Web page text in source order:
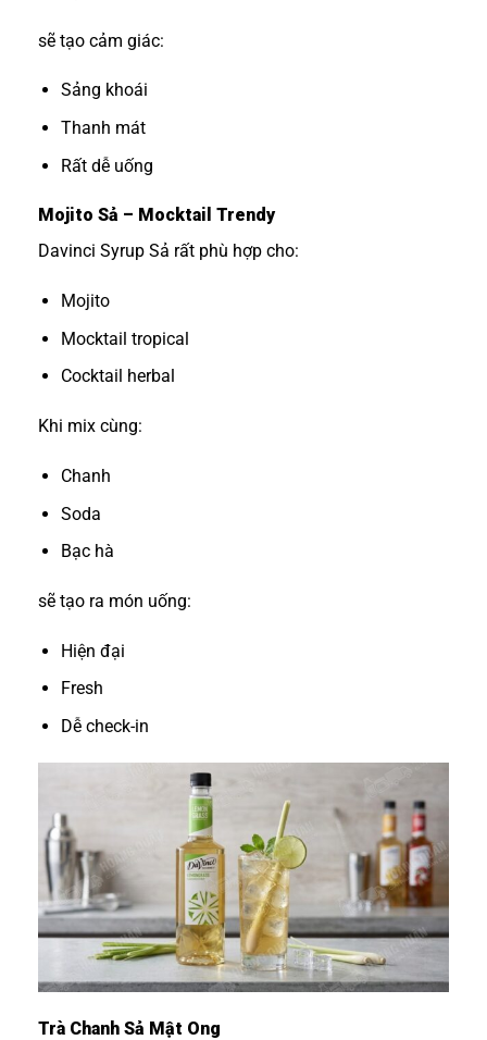
sẽ tạo cảm giác:
Sảng khoái
Thanh mát
Rất dễ uống
Mojito Sả – Mocktail Trendy
Davinci Syrup Sả rất phù hợp cho:
Mojito
Mocktail tropical
Cocktail herbal
Khi mix cùng:
Chanh
Soda
Bạc hà
sẽ tạo ra món uống:
Hiện đại
Fresh
Dễ check-in
Trà Chanh Sả Mật Ong